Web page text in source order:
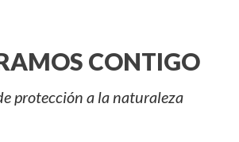
CONTIGO
protección a la naturaleza